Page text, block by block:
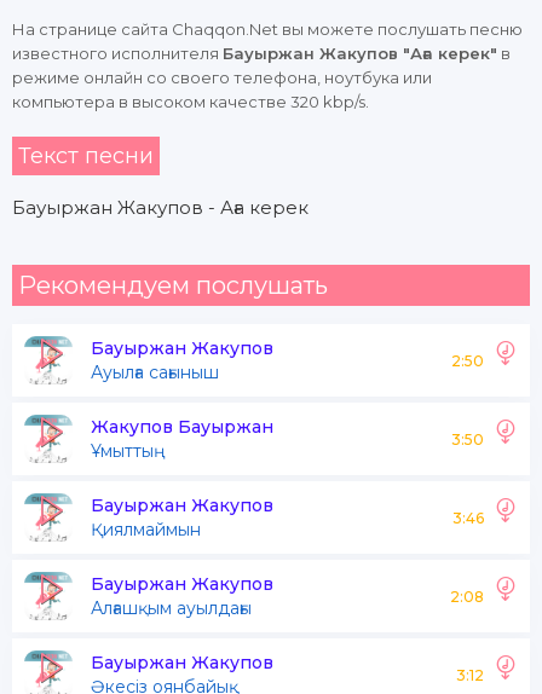
На странице сайта Chaqqon.Net вы можете послушать песню
известного исполнителя Бауыржан Жакупов "Аға керек" в
режиме онлайн со своего телефона, ноутбука или
компьютера в высоком качестве 320 kbp/s.
Текст песни
Бауыржан Жакупов - Аға керек
Рекомендуем послушать
Бауыржан Жакупов
Ауылға сағыныш
2:50
Жакупов Бауыржан
Ұмыттың
3:50
Бауыржан Жакупов
Қиялмаймын
3:46
Бауыржан Жакупов
Алғашқым ауылдағы
2:08
Бауыржан Жакупов
Әкесіз оянбайық
3:12